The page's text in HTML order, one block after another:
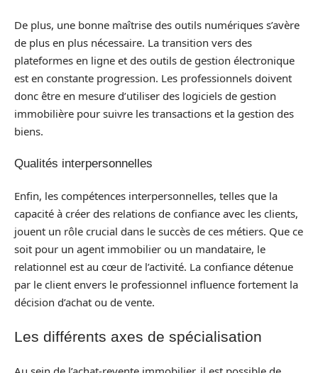
De plus, une bonne maîtrise des outils numériques s’avère
de plus en plus nécessaire. La transition vers des
plateformes en ligne et des outils de gestion électronique
est en constante progression. Les professionnels doivent
donc être en mesure d’utiliser des logiciels de gestion
immobilière pour suivre les transactions et la gestion des
biens.
Qualités interpersonnelles
Enfin, les compétences interpersonnelles, telles que la
capacité à créer des relations de confiance avec les clients,
jouent un rôle crucial dans le succès de ces métiers. Que ce
soit pour un agent immobilier ou un mandataire, le
relationnel est au cœur de l’activité. La confiance détenue
par le client envers le professionnel influence fortement la
décision d’achat ou de vente.
Les différents axes de spécialisation